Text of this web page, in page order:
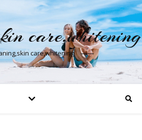
care,whitening
care,whitening